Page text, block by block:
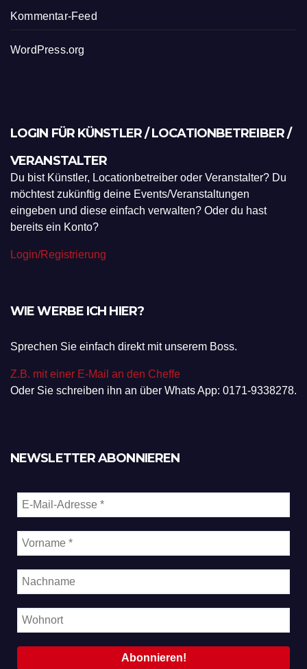
Kommentar-Feed
WordPress.org
LOGIN FÜR KÜNSTLER / LOCATIONBETREIBER /
VERANSTALTER
Du bist Künstler, Locationbetreiber oder Veranstalter? Du
möchtest zukünftig deine Events/Veranstaltungen
eingeben und diese einfach verwalten? Oder du hast
bereits ein Konto?
Login/Registrierung
WIE WERBE ICH HIER?
Sprechen Sie einfach direkt mit unserem Boss.
Z.B. mit einer E-Mail an den Cheffe
Oder Sie schreiben ihn an über Whats App: 0171-9338278.
NEWSLETTER ABONNIEREN